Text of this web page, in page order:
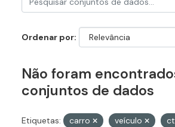
Ordenar por
Não foram
conjuntos de dados
Etiquetas: carro veículo